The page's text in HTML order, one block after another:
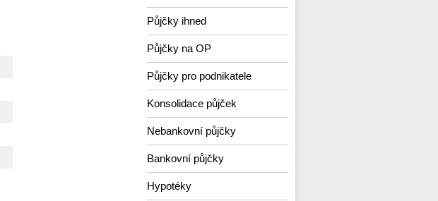
Půjčky ihned
Půjčky na OP
Půjčky pro podnikatele
Konsolidace půjček
Nebankovní půjčky
Bankovní půjčky
Hypotéky